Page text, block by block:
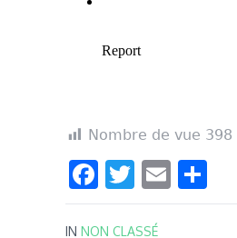
Nombre de vue 398
Facebook
Twitter
Email
IN NON CLASSÉ